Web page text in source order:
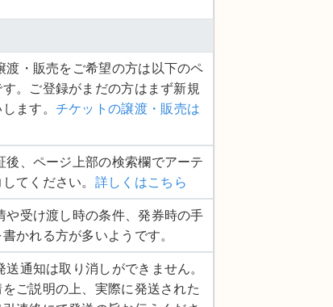
渡・販売をご希望の方は以下のペ
。ご登録がまだの方はまず新規
ます。 チケットの譲渡・販売は
後、ページ上部の検索欄でアーテ
てください。 詳しくはこちら
や受け渡し時の条件、発券時の手
かれる方が多いようです。
通知は取り消しができません。
ご説明の上、実際に発送された